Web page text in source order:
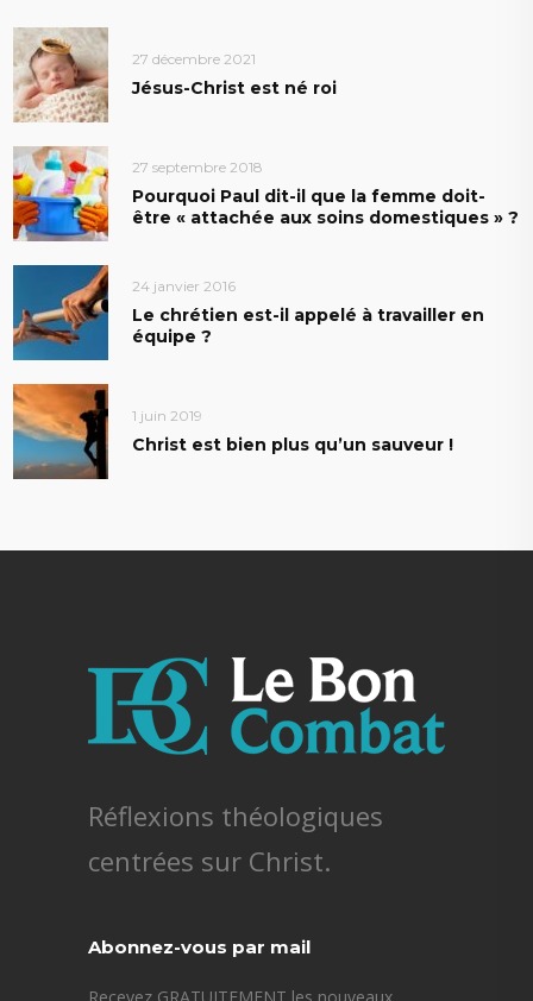
27 décembre 2021
Jésus-Christ est né roi
27 septembre 2018
Pourquoi Paul dit-il que la femme doit-
être « attachée aux soins domestiques » ?
24 janvier 2016
Le chrétien est-il appelé à travailler en
équipe ?
1 juin 2019
Christ est bien plus qu’un sauveur !
Réflexions théologiques
centrées sur Christ.
Abonnez-vous par mail